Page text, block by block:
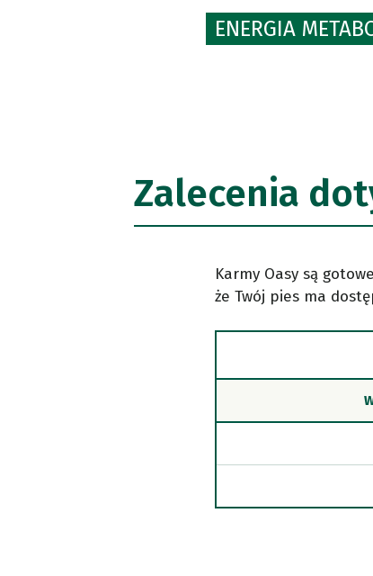
ENERGIA
Zalecenia
Karmy Oasy są
że Twój pies ma